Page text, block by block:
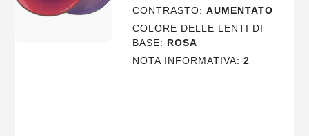
CONTRASTO: AUMENTATO
COLORE DELLE LENTI DI
BASE: ROSA
NOTA INFORMATIVA: 2